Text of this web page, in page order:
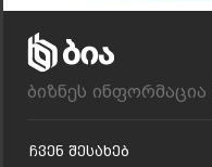
ბიზნეს ინფორმაცია
Ჩვენ Შესახებ